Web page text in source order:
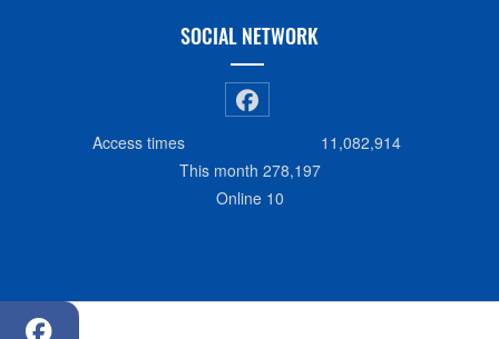
SOCIAL NETWORK
Access times
11,082,914
This month 278,197
Online 10